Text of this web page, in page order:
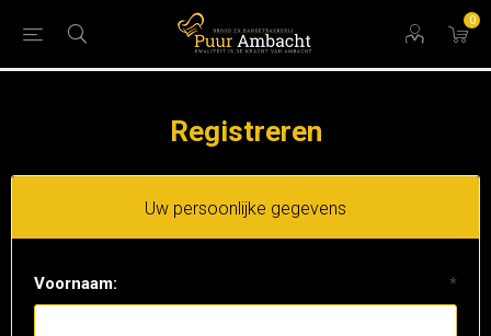
0
Registreren
Uw persoonlijke gegevens
Voornaam: *